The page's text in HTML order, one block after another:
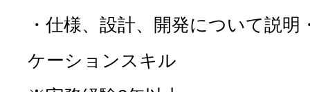
・仕様、設計、開発について説
ケーションスキル